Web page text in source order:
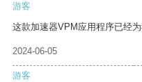
游客
这款加速器VPM应用程序已经
2024-06-05
游客